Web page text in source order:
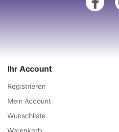
Ihr Account
Registrieren
Mein Account
Wunschliste